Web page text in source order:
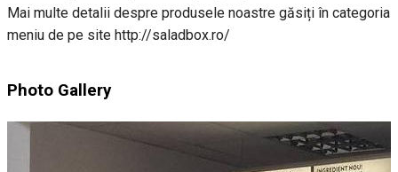
Mai multe detalii despre produsele noastre găsiți în categoria
meniu de pe site http://saladbox.ro/
Photo Gallery